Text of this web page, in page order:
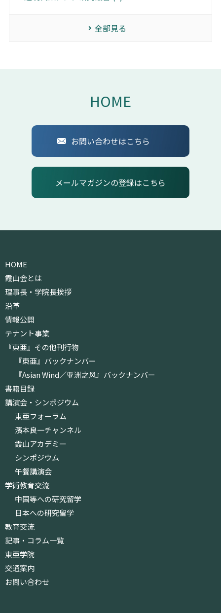
全部見る
HOME
お問い合わせはこちら
メールマガジンの登録はこちら
HOME
霞山会とは
理事長・学院長挨拶
沿革
情報公開
テナント事業
『東亜』その他刊行物
『東亜』バックナンバー
『Asian Wind／亚洲之风』バックナンバー
書籍目録
講演会・シンポジウム
東亜フォーラム
濱本良一チャンネル
霞山アカデミー
シンポジウム
午餐講演会
学術教育交流
中国等への研究留学
日本への研究留学
教育交流
記事・コラム一覧
東亜学院
交通案内
お問い合わせ